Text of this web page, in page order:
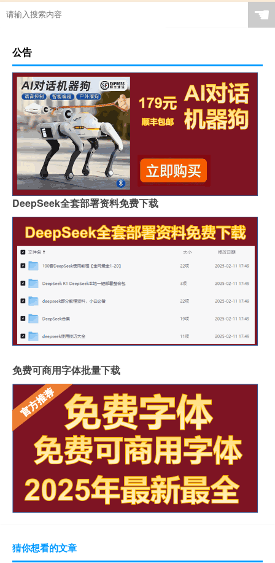
☚
公告
DeepSeek全套部署资料免费下载
免费可商用字体批量下载
猜你想看的文章